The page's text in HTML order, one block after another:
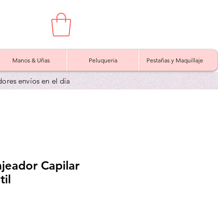
Manos & Uñas Peluqueria Pestañas y Maquillaje
envíos en el día
Capilar